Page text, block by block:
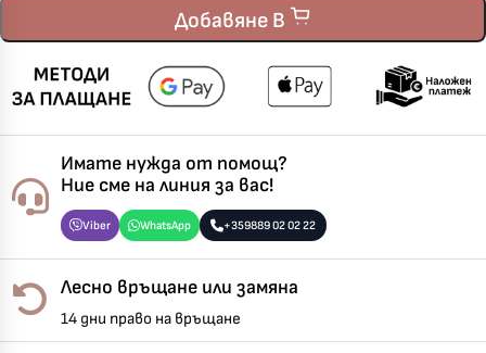
Добавяне В
Имате нужда от помощ?
Ние сме на линия за вас!
Viber WhatsApp +359889 02 02 22
Лесно връщане или замяна
14 дни право на връщане